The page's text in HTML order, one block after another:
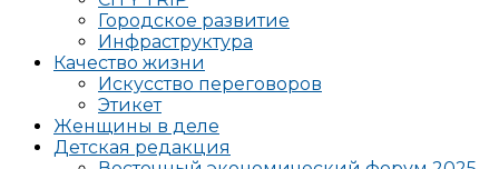
Городское развитие
Инфраструктура
Качество жизни
Искусство переговоров
Этикет
Женщины в деле
Детская редакция